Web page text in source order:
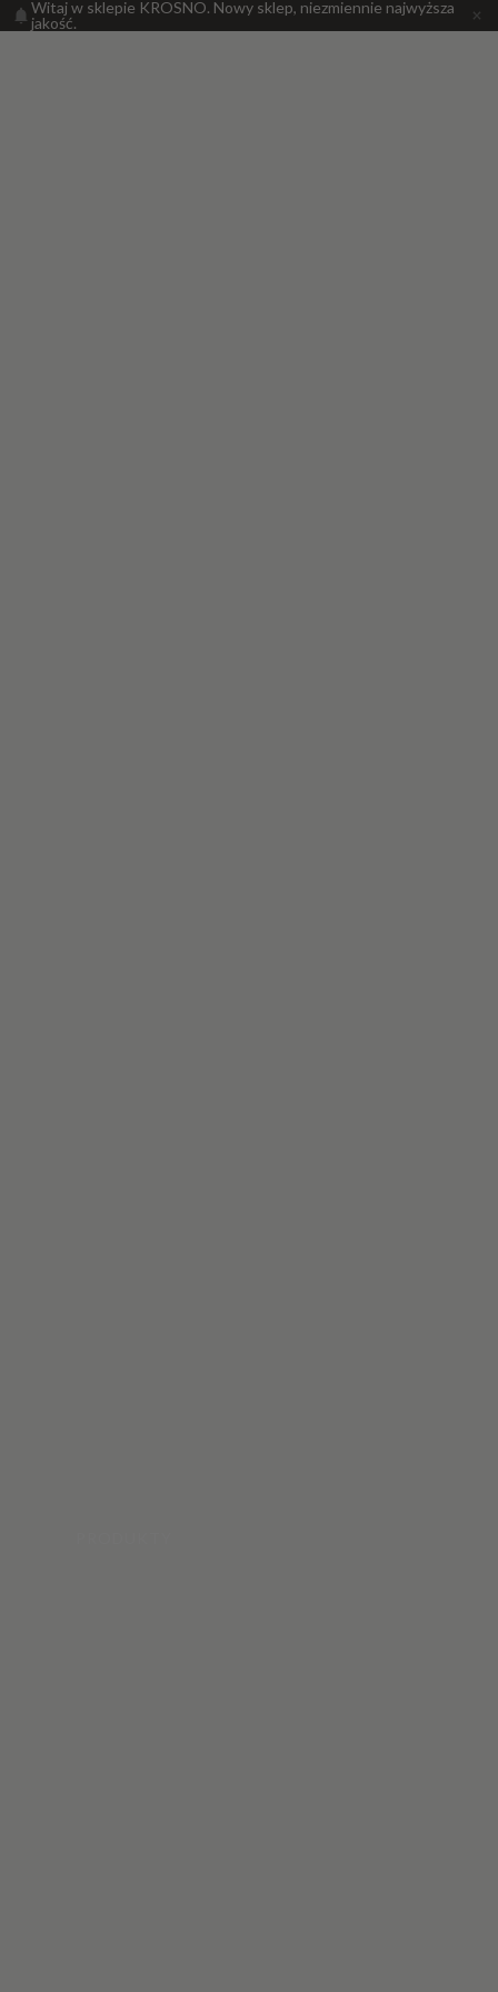
Witaj w sklepie KROSNO. Nowy sklep, niezmiennie najwyższa
jakość.